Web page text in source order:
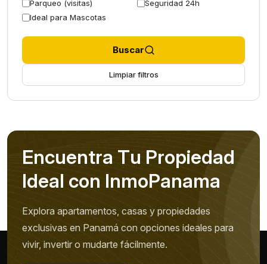
Parqueo (visitas)
Seguridad 24h
Ideal para Mascotas
Buscar
Limpiar filtros
Encuentra Tu Propiedad
Ideal con InmoPanama
Explora apartamentos, casas y propiedades
exclusivas en Panamá con opciones ideales para
vivir, invertir o mudarte fácilmente.